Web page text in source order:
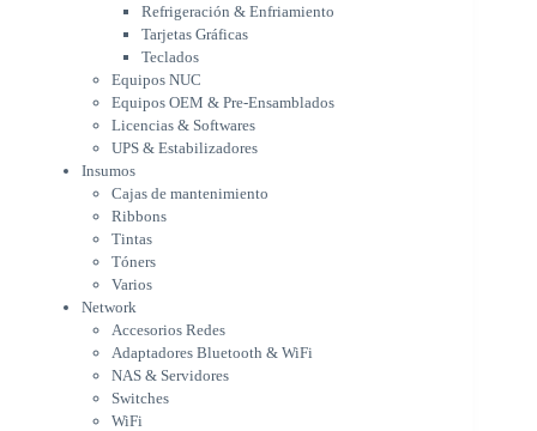
Licencias & Softwares
UPS & Estabilizadores
Insumos
Cajas de mantenimiento
Ribbons
Tintas
Tóners
Varios
Network
Accesorios Redes
Adaptadores Bluetooth & WiFi
Switches
WiFi
Notebooks & Portátiles
Cargador para notebook
Cooling Pad
PDV
Refrigeración & Enfriamiento
Tarjetas Gráficas
Teclados
Equipos NUC
Equipos OEM & Pre-Ensamblados
Licencias & Softwares
UPS & Estabilizadores
Insumos
Cajas de mantenimiento
Ribbons
Tintas
Tóners
Varios
Network
Accesorios Redes
Adaptadores Bluetooth & WiFi
NAS & Servidores
Switches
WiFi